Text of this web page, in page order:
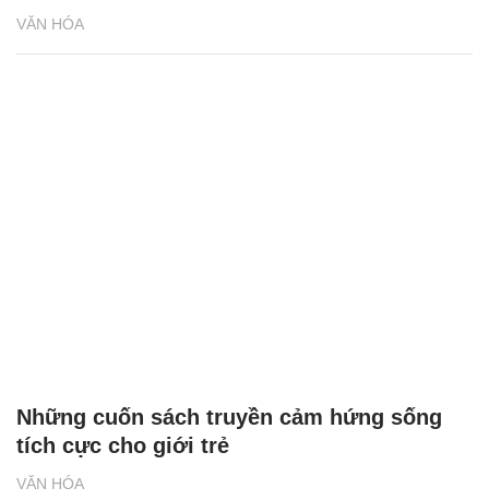
VĂN HÓA
VĂN HÓA
Những cuốn sách truyền cảm hứng sống
tích cực cho giới trẻ